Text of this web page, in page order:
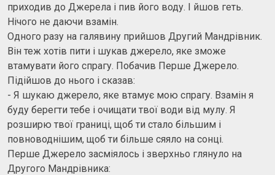
приходив до Джерела і пив його воду. І йшов геть.
Нічого не даючи взамін.
Одного разу на галявину прийшов Другий Мандрівник.
Він теж хотів пити і шукав джерело, яке зможе
втамувати його спрагу. Побачив Перше Джерело.
Підійшов до нього і сказав:
- Я шукаю джерело, яке втамує мою спрагу. Взамін я
буду берегти тебе і очищати твої води від мулу. Я
розширю твої границі, щоб ти стало більшим і
повноводнішим, щоб ти більше сяяло на сонці.
Перше Джерело засміялось і зверхньо глянуло на
Другого Мандрівника: